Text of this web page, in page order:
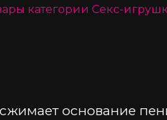
категории Секс-
основание